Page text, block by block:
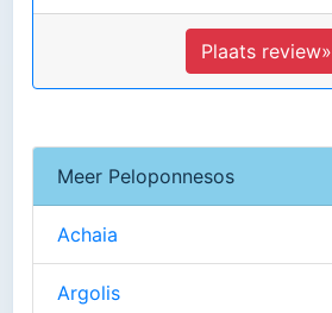
Plaats review»
Meer Peloponnesos
Achaia
Argolis